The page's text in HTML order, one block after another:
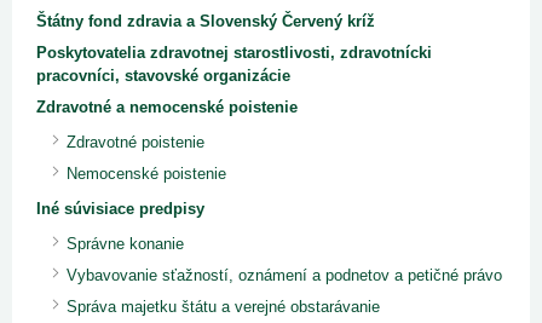
Štátny fond zdravia a Slovenský Červený kríž
Poskytovatelia zdravotnej starostlivosti, zdravotnícki
pracovníci, stavovské organizácie
Zdravotné a nemocenské poistenie
Zdravotné poistenie
Nemocenské poistenie
Iné súvisiace predpisy
Správne konanie
Vybavovanie sťažností, oznámení a podnetov a petičné právo
Správa majetku štátu a verejné obstarávanie